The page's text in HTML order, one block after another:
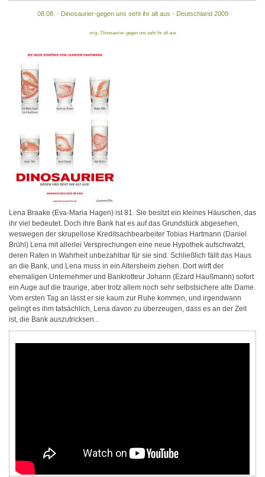
08.08. - Dinosaurier-gegen uns seht ihr alt aus - Deutschland 2009
orig.: Dinosaurier-gegen uns seht ihr alt aus
Lena Braake (Eva-Maria Hagen) ist 81. Sie besitzt ein kleines Häuschen, das
ihr viel bedeutet. Doch ihre Bank hat es auf das Grundstück abgesehen,
weswegen der skrupellose Kreditsachbearbeiter Tobias Hartmann (Daniel
Brühl) Lena mit allerlei Versprechungen eine neue Hypothek aufschwatzt,
deren Raten in Wahrheit unbezahlbar für sie sind. Schließlich fällt das Haus
an die Bank, und Lena muss in ein Altersheim ziehen. Dort wirft der
ehemaligen Unternehmer und Bankrotteur Johann (Ezard Haußmann) sofort
ein Auge auf die traurige, aber trotz allem noch sehr selbstsichere alte Dame.
Vom ersten Tag an lässt er sie kaum zur Ruhe kommen, und irgendwann
gelingt es ihm tatsächlich, Lena davon zu überzeugen, dass es an der Zeit
ist, die Bank auszutricksen...